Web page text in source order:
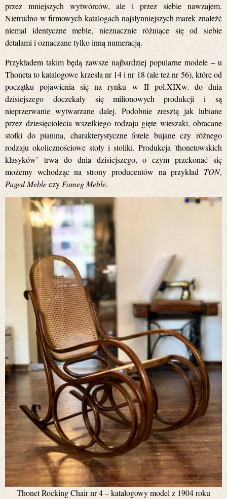
przez mniejszych wytwórców, ale i przez siebie nawzajem.
Nietrudno w firmowych katalogach najsłynniejszych marek znaleźć
niemal identyczne meble, nieznacznie różniące się od siebie
detalami i oznaczane tylko inną numeracją.
Przykładem takim będą zawsze najbardziej popularne modele – u
Thoneta to katalogowe krzesła nr 14 i nr 18 (ale też nr 56), które od
początku pojawienia się na rynku w II poł.XIXw. do dnia
dzisiejszego doczekały się milionowych produkcji i są
nieprzerwanie wytwarzane dalej. Podobnie zresztą jak lubiane
przez dziesięciolecia wszelkiego rodzaju gięte wieszaki, obracane
stołki do pianina, charakterystyczne fotele bujane czy różnego
rodzaju okolicznościowe stoły i stoliki. Produkcja 'thonetowskich
klasyków’ trwa do dnia dzisiejszego, o czym przekonać się
możemy wchodząc na strony producentów na przykład TON,
Paged Mebleczy Fameg Meble.
Thonet Rocking Chair nr 4 – katalogowy model z 1904 roku